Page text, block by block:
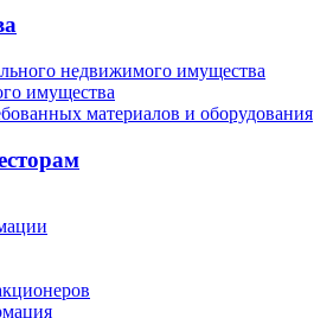
недвижимого имущества
имущества
материалов и оборудования